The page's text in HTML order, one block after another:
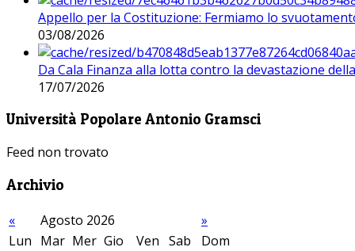
Appello per la Costituzione: Fermiamo lo
03/08/2026
Da Cala Finanza alla lotta contro la devastazione
17/07/2026
Università Popolare Antonio Gramsci
Feed non trovato
Archivio
« Agosto 2026
»
Lun Mar Mer Gio Ven Sab
Dom